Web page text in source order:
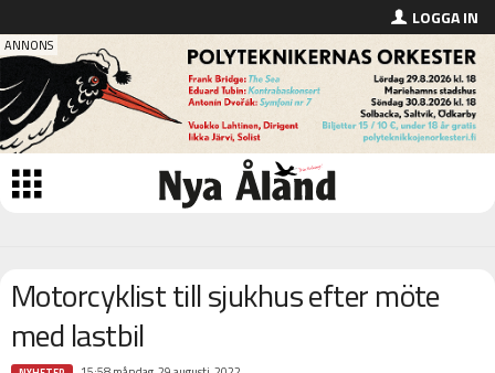
LOGGA IN
Motorcyklist till sjukhus efter möte
med lastbil